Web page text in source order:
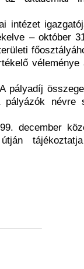
intézet
– október
véleménye
pályadíj
névre
december